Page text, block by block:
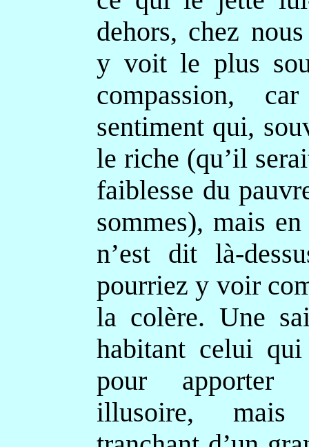
dehors, chez
y voit le plus
compassion,
sentiment qui,
le riche (qu’il
faiblesse du
sommes), mais
n’est dit là-
pourriez y voir
la colère. Une
habitant celui
pour apporter
illusoire,